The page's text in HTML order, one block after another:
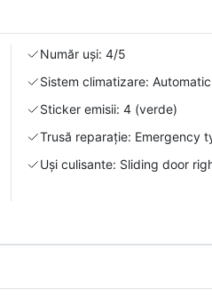
Număr uși: 4/5
Sistem climatizare:
Sticker emisii: 4 (verde)
Trusă reparație: Emergency
Uși culisante: Sliding door